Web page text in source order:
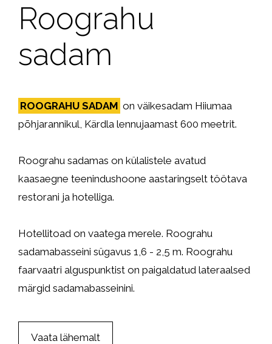
Roograhu
sadam
ROOGRAHU SADAM on väikesadam Hiiumaa
põhjarannikul, Kärdla lennujaamast 600 meetrit.
Roograhu sadamas on külalistele avatud
kaasaegne teenindushoone aastaringselt töötava
restorani ja hotelliga.
Hotellitoad on vaatega merele. Roograhu
sadamabasseini sügavus 1,6 - 2,5 m. Roograhu
faarvaatri alguspunktist on paigaldatud lateraalsed
märgid sadamabasseinini.
Vaata lähemalt